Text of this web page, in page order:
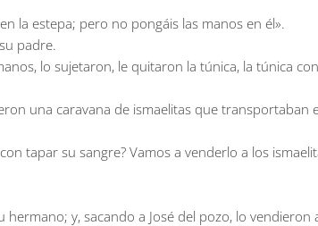
la estepa; pero no pongáis las manos en él».
padre.
lo sujetaron, le quitaron la túnica, la túnica
una caravana de ismaelitas que
tapar su sangre? Vamos a venderlo a los
y, sacando a José del pozo, lo